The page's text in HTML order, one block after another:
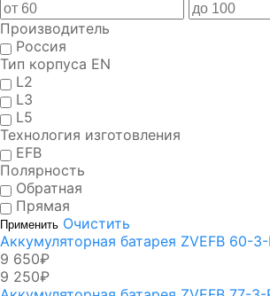
Производитель
Россия
Тип корпуса EN
L2
L3
L5
Технология изготовления
EFB
Полярность
Обратная
Прямая
Применить Очистить
Аккумуляторная батарея ZVEFB 60-
9 650₽
9 250₽